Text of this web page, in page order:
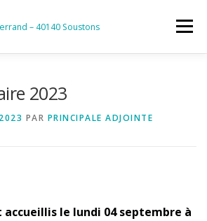
Menu
2023
PAR PRINCIPALE ADJOINTE
accueillis le lundi 04 septembre à